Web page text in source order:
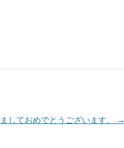
しておめでとうございます。 →